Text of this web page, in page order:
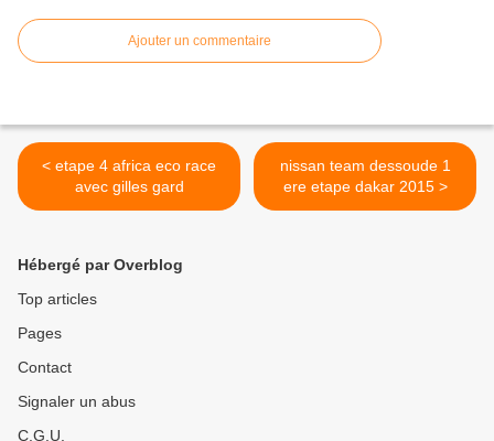
Ajouter un commentaire
< etape 4 africa eco race
avec gilles gard
nissan team dessoude 1
ere etape dakar 2015 >
Hébergé par Overblog
Top articles
Pages
Contact
Signaler un abus
C.G.U.